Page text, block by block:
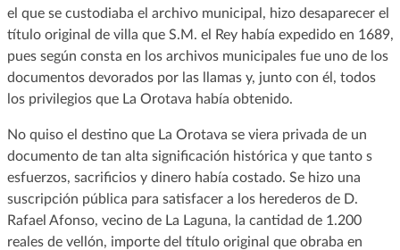
el que se custodiaba el archivo municipal, hizo desaparecer el
título original de villa que S.M. el Rey había expedido en 1689,
pues según consta en los archivos municipales fue uno de los
documentos devorados por las llamas y, junto con él, todos
los privilegios que La Orotava había obtenido.
No quiso el destino que La Orotava se viera privada de un
documento de tan alta significación histórica y que tanto s
esfuerzos, sacrificios y dinero había costado. Se hizo una
suscripción pública para satisfacer a los herederos de D.
Rafael Afonso, vecino de La Laguna, la cantidad de 1.200
reales de vellón, importe del título original que obraba en